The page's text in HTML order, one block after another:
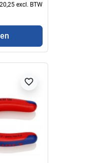
excl. BTW
favorite_border